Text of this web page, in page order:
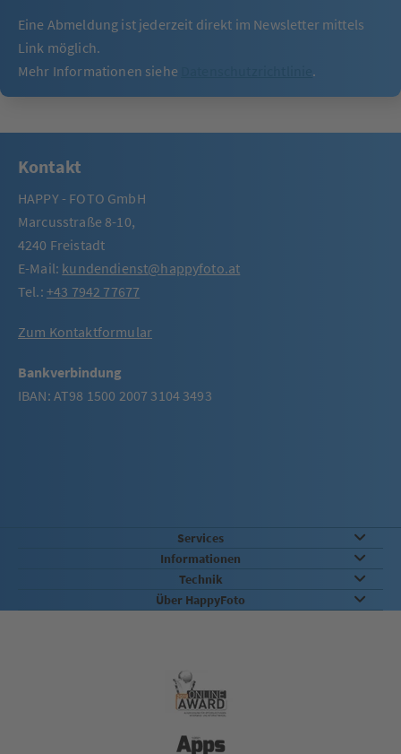
Eine Abmeldung ist jederzeit direkt im Newsletter mittels
Link möglich.
Mehr Informationen siehe
.
Kontakt
HAPPY - FOTO GmbH
Marcusstraße 8-10,
4240 Freistadt
E-Mail: kundendienst@happyfoto.at
Tel.: +43 7942 77677
Zum Kontaktformular
Bankverbindung
IBAN: AT98 1500 2007 3104 3493
Services
Informationen
Technik
Über HappyFoto